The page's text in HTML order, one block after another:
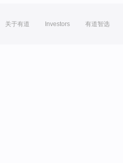
关于有道 Investors 有道智选